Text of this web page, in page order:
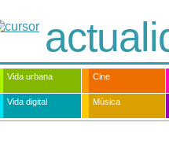
Vida urbana Cine
Vida digital Música